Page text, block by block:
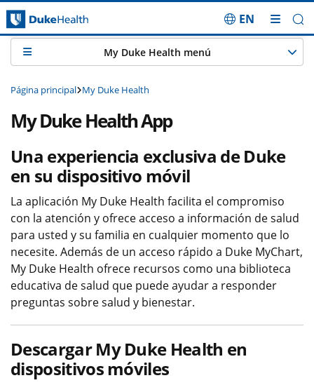
Saltar navegación
EN
Página principal My Duke Health
My Duke Health menú
My Duke Health App
Una experiencia exclusiva de Duke
en su dispositivo móvil
La aplicación My Duke Health facilita el compromiso
con la atención y ofrece acceso a información de salud
para usted y su familia en cualquier momento que lo
necesite. Además de un acceso rápido a Duke MyChart,
My Duke Health ofrece recursos como una biblioteca
educativa de salud que puede ayudar a responder
preguntas sobre salud y bienestar.
Descargar My Duke Health en
dispositivos móviles